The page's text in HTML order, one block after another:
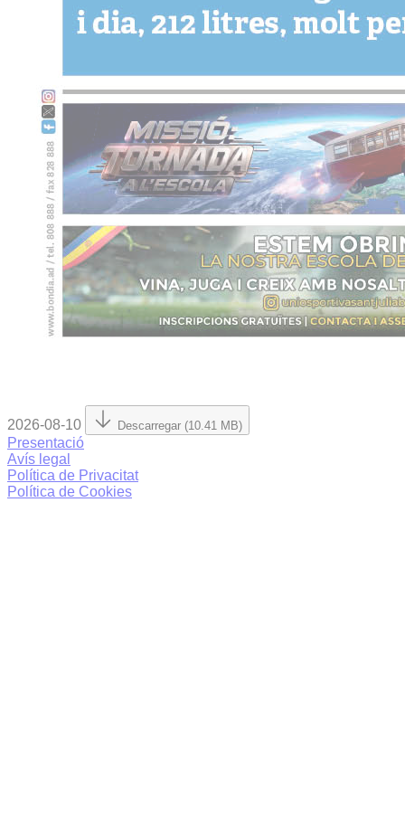
2026-08-10 Descarregar (10.41 MB)
Presentació
Avís legal
Política de Privacitat
Política de Cookies